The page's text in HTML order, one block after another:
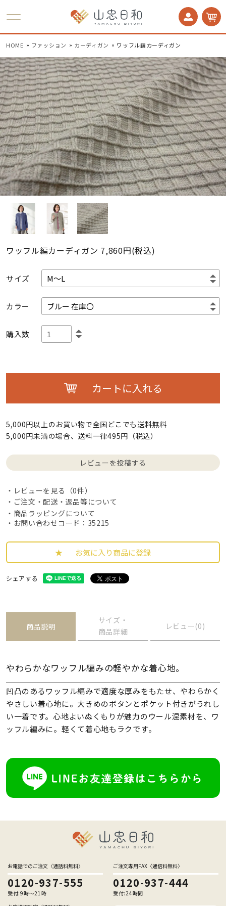
HOME ファッション カーディガン ワッフル編カーディガン
ワッフル編カーディガン 7,860円(税込)
サイズ
カラー
購入数
カートに入れる
5,000円以上のお買い物で全国どこでも送料無料
5,000円未満の場合、送料一律495円（税込）
レビューを投稿する
レビューを見る（0件）
ご注文・配送・返品等について
商品ラッピングについて
・お問い合わせコード：35215
お気に入り商品に登録
シェアする
商品説明
サイズ・
商品詳細
レビュー(0)
やわらかなワッフル編みの軽やかな着心地。
凹凸のあるワッフル編みで適度な厚みをもたせ、やわらかく
やさしい着心地に。大きめのボタンとポケット付きがうれし
い一着です。心地よいぬくもりが魅力のウール混素材を、ワ
ッフル編みに。軽くて着心地もラクです。
お電話でのご注文〈通話料無料〉
0120-937-555
受付:9時〜21時
ご注文専用FAX〈通信料無料〉
0120-937-444
受付:24時間